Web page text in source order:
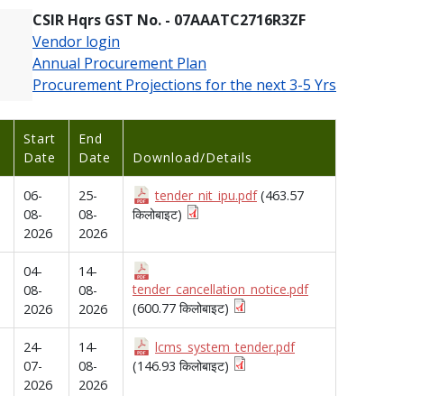
CSIR Hqrs GST No. - 07AAATC2716R3ZF
Vendor login
Annual Procurement Plan
Procurement Projections for the next 3-5 Yrs
Start
Date
End
Date
Download/Details
06-
08-
2026
25-
08-
2026
tender_nit_ipu.pdf (463.57
किलोबाइट)
04-
08-
2026
14-
08-
2026
tender_cancellation_notice.pdf
(600.77 किलोबाइट)
24-
07-
2026
14-
08-
2026
lcms_system_tender.pdf
(146.93 किलोबाइट)